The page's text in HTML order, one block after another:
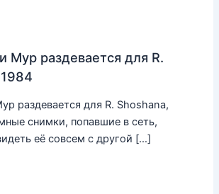
раздевается для R.
раздевается для R. Shoshana,
снимки, попавшие в сеть,
её совсем с другой […]